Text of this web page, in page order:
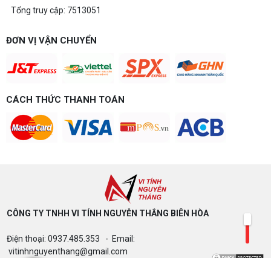
Tổng truy cập: 7513051
ĐƠN VỊ VẬN CHUYỂN
CÁCH THỨC THANH TOÁN
CÔNG TY TNHH VI TÍNH NGUYỄN THẮNG BIÊN HÒA​
Điện thoại: 0937.485.353 - Email:
vitinhnguyenthang@gmail.com